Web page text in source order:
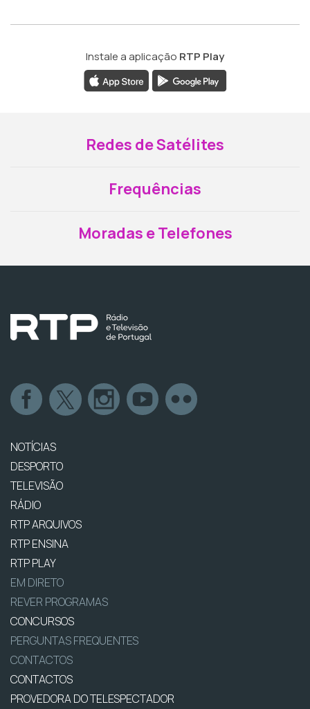
Instale a aplicação RTP Play
Redes de Satélites
Frequências
Moradas e Telefones
NOTÍCIAS
DESPORTO
TELEVISÃO
RÁDIO
RTP ARQUIVOS
RTP ENSINA
RTP PLAY
EM DIRETO
REVER PROGRAMAS
CONCURSOS
PERGUNTAS FREQUENTES
CONTACTOS
CONTACTOS
PROVEDORA DO TELESPECTADOR